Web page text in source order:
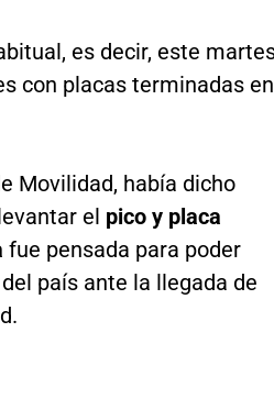
es decir, este
con placas terminadas en
Movilidad, había dicho
el pico y placa
fue pensada para poder
país ante la llegada de